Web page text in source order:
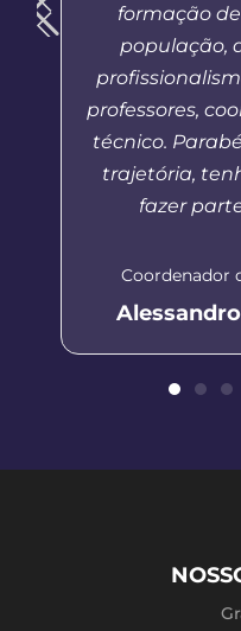
formação
população,
professores,
técnico.
trajetória,
fazer
Coordenador